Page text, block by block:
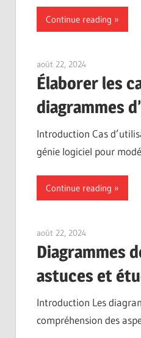
Continue reading
août 22, 2024
Élaborer les
diagrammes
Introduction Cas
génie logiciel pour
Continue reading
août 22, 2024
Diagrammes
astuces et
Introduction Les
compréhension des